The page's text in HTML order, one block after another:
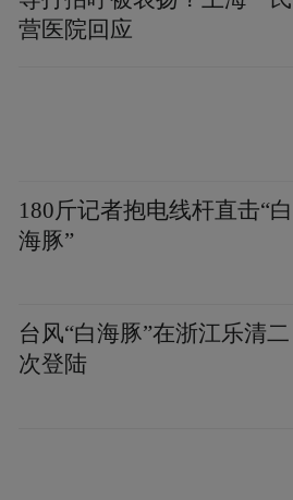
营医院回应
180斤记者抱电线杆直击“白
海豚”
台风“白海豚”在浙江乐清二
次登陆